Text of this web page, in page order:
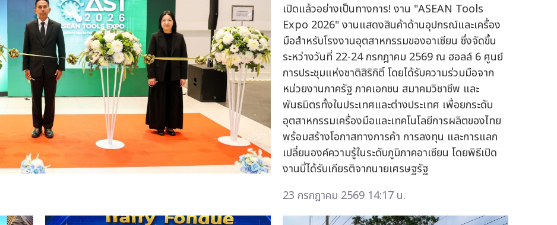
เปิดแล้วอย่างเป็นทางการ! งาน "ASEAN Tools
Expo 2026" งานแสดงสินค้าด้านอุปกรณ์และเครื่อง
มือสำหรับโรงงานอุตสาหกรรมของอาเซียน ซึ่งจัดขึ้น
ระหว่างวันที่ 22-24 กรกฎาคม 2569 ณ ฮอลล์ 6 ศูนย์
การประชุมแห่งชาติสิริกิติ์ โดยได้รับความร่วมมือจาก
หน่วยงานภาครัฐ ภาคเอกชน สมาคมวิชาชีพ และ
พันธมิตรทั้งในประเทศและต่างประเทศ เพื่อยกระดับ
อุตสาหกรรมเครื่องมือและเทคโนโลยีการผลิตของไทย
พร้อมสร้างโอกาสทางการค้า การลงทุน และการแลก
เปลี่ยนองค์ความรู้ในระดับภูมิภาคอาเซียน โดยพิธีเปิด
งานนี้ได้รับเกียรติจากนายเศรษฐรัฐ
23 กรกฎาคม 2569 14:17 น.